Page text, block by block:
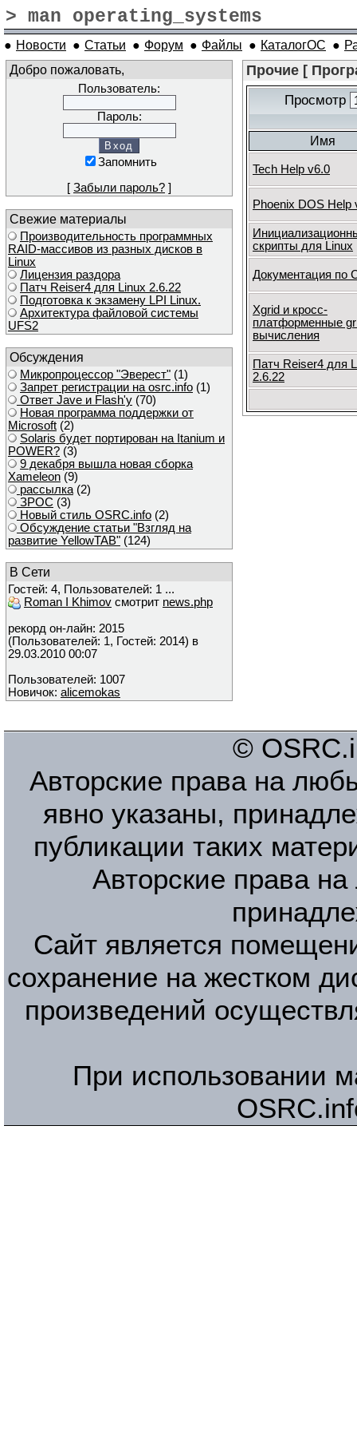
> man operating_systems
● Новости ● Статьи ● Форум ● Файлы ● КаталогОС ●
Добро пожаловать,
Пользователь:
Пароль:
Запомнить
[ Забыли пароль? ]
Свежие материалы
Производительность программных
RAID-массивов из разных дисков в
Linux
Лицензия раздора
Патч Reiser4 для Linux 2.6.22
Подготовка к экзамену LPI Linux.
Архитектура файловой системы
UFS2
Обсуждения
Микропроцессор "Эверест" (1)
Запрет регистрации на osrc.info (1)
Ответ Javе и Flash'у (70)
Новая программа поддержки от
Microsoft (2)
Solaris будет портирован на Itanium и
POWER? (3)
9 декабря вышла новая сборка
Xameleon (9)
рассылка (2)
ЗРОС (3)
Новый стиль OSRC.info (2)
Обсуждение статьи "Взгляд на
развитие YellowTAB" (124)
В Сети
Гостей: 4, Пользователей: 1 ...
Roman I Khimov смотрит news.php
рекорд он-лайн: 2015
(Пользователей: 1, Гостей: 2014) в
29.03.2010 00:07
Пользователей: 1007
Новичок: alicemokas
Прочие [
Просмотр
Имя
Tech Help v6.0
Phoenix DOS Help
скрипты для Linux
Документация по
Xgrid и кросс-
платформенные
вычисления
Патч Reiser4 для
2.6.22
©
Авторские права на
явно указаны,
публикации таких
Авторские права
Сайт является
сохранение на жестком
произведений
При использовании